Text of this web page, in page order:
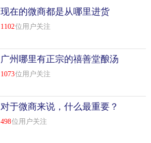
现在的微商都是从哪里进货
的？
1102位用户关注
广州哪里有正宗的禧善堂酿汤
店？
1073位用户关注
对于微商来说，什么最重要？
498位用户关注